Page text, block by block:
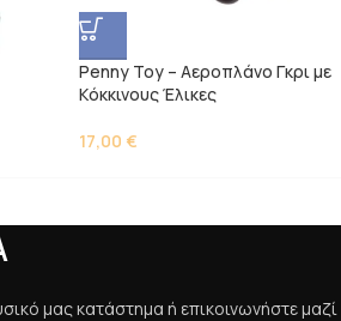
Penny Toy – Αεροπλάνο Γκρι με
Kόκκινους Έλικες
17,00 €
μας κατάστημα ή επικοινωνήστε μαζί